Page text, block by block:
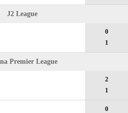
J2 League
0
1
Premier League
2
1
0